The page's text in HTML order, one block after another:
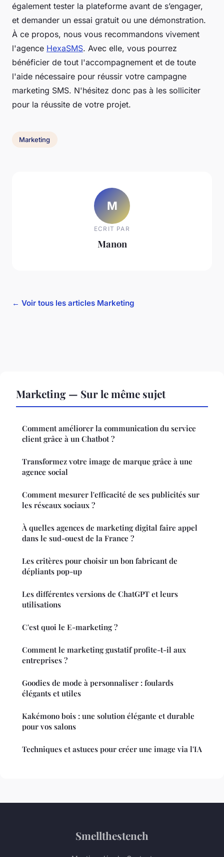
également tester la plateforme avant de s’engager,
et demander un essai gratuit ou une démonstration.
À ce propos, nous vous recommandons vivement
l'agence HexaSMS. Avec elle, vous pourrez
bénéficier de tout l'accompagnement et de toute
l'aide nécessaire pour réussir votre campagne
marketing SMS. N'hésitez donc pas à les solliciter
pour la réussite de votre projet.
Marketing
M
ECRIT PAR
Manon
← Voir tous les articles Marketing
Marketing — Sur le même sujet
Comment améliorer la communication du service
client grâce à un Chatbot ?
Transformez votre image de marque grâce à une
agence social
Comment mesurer l'efficacité de ses publicités sur
les réseaux sociaux ?
À quelles agences de marketing digital faire appel
dans le sud-ouest de la France ?
Les critères pour choisir un bon fabricant de
dépliants pop-up
Les différentes versions de ChatGPT et leurs
utilisations
C'est quoi le E-marketing ?
Comment le marketing gustatif profite-t-il aux
entreprises ?
Goodies de mode à personnaliser : foulards
élégants et utiles
Kakémono bois : une solution élégante et durable
pour vos salons
Techniques et astuces pour créer une image via l'IA
Smellthestench